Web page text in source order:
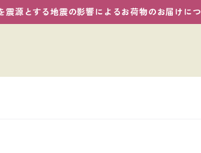
震源とする地震の影響によるお荷物のお届けに